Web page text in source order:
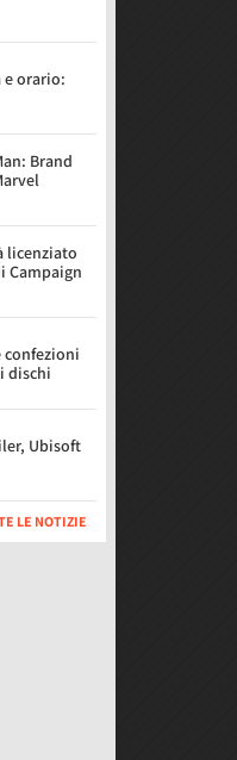
e orario:
Brand
licenziato
confezioni
dischi
Ubisoft
LE NOTIZIE